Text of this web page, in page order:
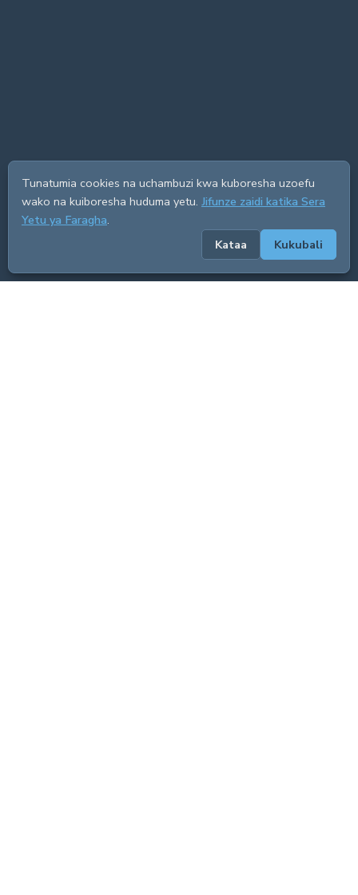
Tunatumia cookies na uchambuzi kwa kuboresha uzoefu
wako na kuiboresha huduma yetu. Jifunze zaidi katika Sera
Yetu ya Faragha.
Kataa
Kukubali